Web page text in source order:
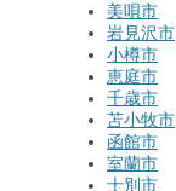
美唄市
岩見沢市
小樽市
恵庭市
千歳市
苫小牧市
函館市
室蘭市
士別市